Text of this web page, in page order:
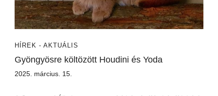
HÍREK - AKTUÁLIS
Gyöngyösre költözött Houdini és Yoda
2025. március. 15.